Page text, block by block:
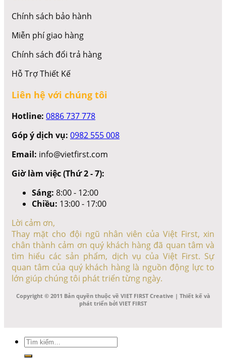
Chính sách bảo hành
Miễn phí giao hàng
Chính sách đổi trả hàng
Hỗ Trợ Thiết Kế
Liên hệ với chúng tôi
Hotline: 0886 737 778
Góp ý dịch vụ: 0982 555 008
Email: info@vietfirst.com
Giờ làm việc (Thứ 2 - 7):
Sáng: 8:00 - 12:00
Chiều: 13:00 - 17:00
Lời cảm ơn,
Thay mặt cho đội ngũ nhân viên của Việt First, xin
chân thành cảm ơn quý khách hàng đã quan tâm và
tìm hiểu các sản phẩm, dịch vụ của Việt First. Sự
quan tâm của quý khách hàng là nguồn động lực to
lớn giúp chúng tôi phát triển từng ngày.
Copyright © 2011 Bản quyền thuộc về VIET FIRST Creative | Thiết kế và
phát triển bởi VIET FIRST
Tìm
kiếm: